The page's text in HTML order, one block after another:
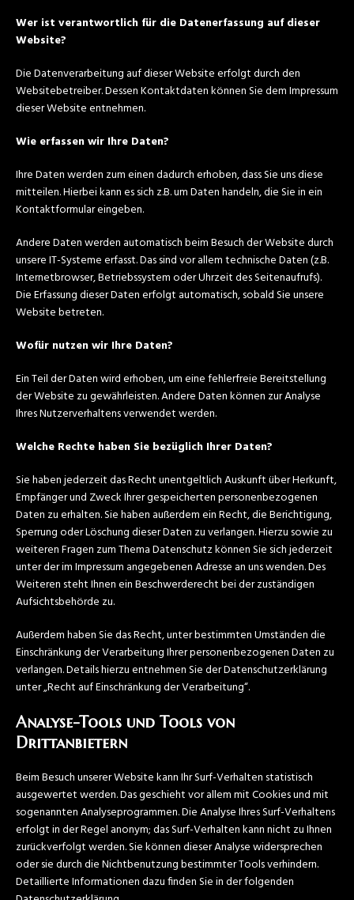
Wer ist verantwortlich für die Datenerfassung auf dieser
Website?
Die Datenverarbeitung auf dieser Website erfolgt durch den
Websitebetreiber. Dessen Kontaktdaten können Sie dem Impressum
dieser Website entnehmen.
Wie erfassen wir Ihre Daten?
Ihre Daten werden zum einen dadurch erhoben, dass Sie uns diese
mitteilen. Hierbei kann es sich z.B. um Daten handeln, die Sie in ein
Kontaktformular eingeben.
Andere Daten werden automatisch beim Besuch der Website durch
unsere IT-Systeme erfasst. Das sind vor allem technische Daten (z.B.
Internetbrowser, Betriebssystem oder Uhrzeit des Seitenaufrufs).
Die Erfassung dieser Daten erfolgt automatisch, sobald Sie unsere
Website betreten.
Wofür nutzen wir Ihre Daten?
Ein Teil der Daten wird erhoben, um eine fehlerfreie Bereitstellung
der Website zu gewährleisten. Andere Daten können zur Analyse
Ihres Nutzerverhaltens verwendet werden.
Welche Rechte haben Sie bezüglich Ihrer Daten?
Sie haben jederzeit das Recht unentgeltlich Auskunft über Herkunft,
Empfänger und Zweck Ihrer gespeicherten personenbezogenen
Daten zu erhalten. Sie haben außerdem ein Recht, die Berichtigung,
Sperrung oder Löschung dieser Daten zu verlangen. Hierzu sowie zu
weiteren Fragen zum Thema Datenschutz können Sie sich jederzeit
unter der im Impressum angegebenen Adresse an uns wenden. Des
Weiteren steht Ihnen ein Beschwerderecht bei der zuständigen
Aufsichtsbehörde zu.
Außerdem haben Sie das Recht, unter bestimmten Umständen die
Einschränkung der Verarbeitung Ihrer personenbezogenen Daten zu
verlangen. Details hierzu entnehmen Sie der Datenschutzerklärung
unter „Recht auf Einschränkung der Verarbeitung“.
Analyse-Tools und Tools von
Drittanbietern
Beim Besuch unserer Website kann Ihr Surf-Verhalten statistisch
ausgewertet werden. Das geschieht vor allem mit Cookies und mit
sogenannten Analyseprogrammen. Die Analyse Ihres Surf-Verhaltens
erfolgt in der Regel anonym; das Surf-Verhalten kann nicht zu Ihnen
zurückverfolgt werden. Sie können dieser Analyse widersprechen
oder sie durch die Nichtbenutzung bestimmter Tools verhindern.
Detaillierte Informationen dazu finden Sie in der folgenden